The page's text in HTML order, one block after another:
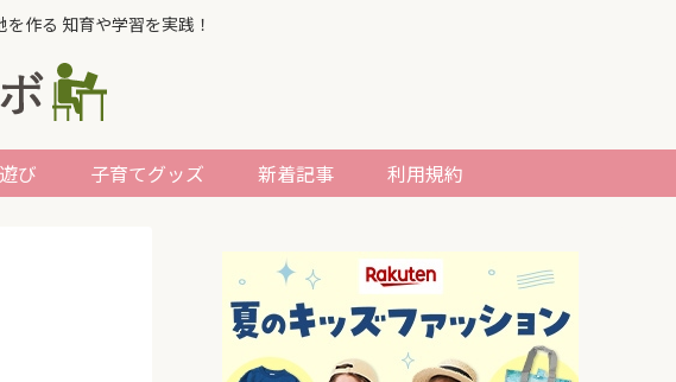
作る 知育や学習を実践！
び 子育てグッズ 新着記事 利用規約